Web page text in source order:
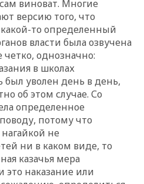
виноват. Многие
версию того, что
какой-то определенный
власти была озвучена
однозначно:
в школах
уволен день в день,
об этом случае. Со
определенное
потому что
не
ни в каком виде, то
казачья мера
это наказание или